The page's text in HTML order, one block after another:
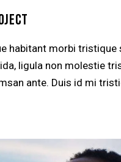
habitant morbi
ligula non molestie
ante. Duis id mi